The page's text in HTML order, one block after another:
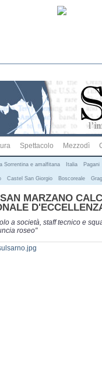
Spettacolo Mezzodì
Sorrentina e amalfitana Italia Pagani
Castel San Giorgio Boscoreale
MARZANO
a società, staff tecnico e
roseo"